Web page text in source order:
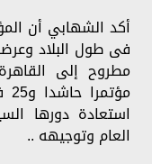
أكد الشهابي أن
فى طول البلاد
استعادة دورها
العام وتوجيهه ..